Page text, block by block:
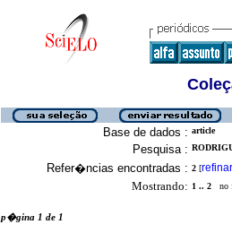
Base de dados : article
Pesquisa :
Refer�ncias encontradas : 2 [refinar
Mostrando: 1 .. 2 no
p�gina 1 de 1